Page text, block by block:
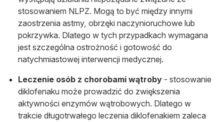
stosowaniem NLPZ. Mogą to być między innymi
zaostrzenia astmy, obrzęki naczynioruchowe lub
pokrzywka. Dlatego w tych przypadkach wymagana
jest szczególna ostrożność i gotowość do
natychmiastowej interwencji medycznej.
Leczenie osób z chorobami wątroby - stosowanie
diklofenaku może prowadzić do zwiększenia
aktywności enzymów wątrobowych. Dlatego w
trakcie długotrwałego leczenia diklofenakiem zaleca